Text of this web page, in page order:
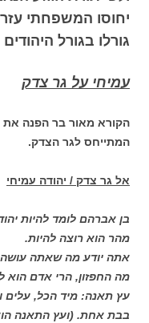
יחוסו המשפחתי
גורלו בגורל
עמיחי על גר צדק
הקורא מאור בר הפנה את
המתייחס לגר הצדק.
אל גר צדק / יהודה עמיחי
בן אברהם לומד להיות
מהר הוא רוצה להיות.
אתה יודע מה שאתה
מה החפזון, הרי אדם הוא
עץ תאנה: מיד הכל, עלים
בבת אחת. (ועץ התאנה